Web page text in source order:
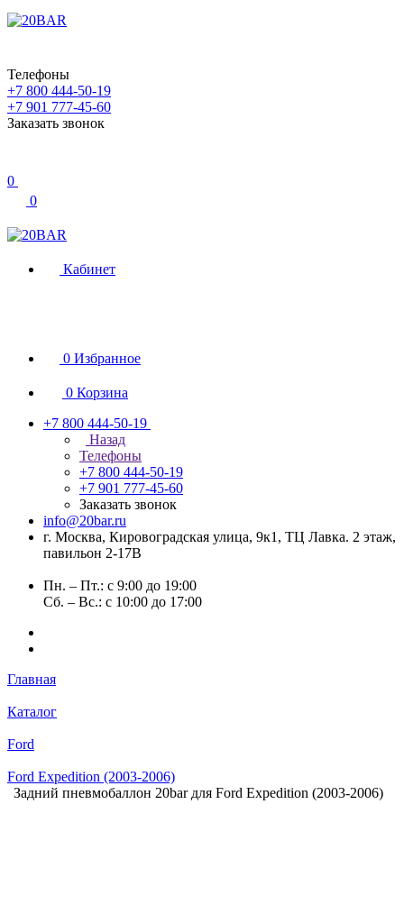
Телефоны
+7 800 444-50-19
+7 901 777-45-60
Заказать звонок
0
0
Кабинет
0 Избранное
0 Корзина
+7 800 444-50-19
Назад
Телефоны
+7 800 444-50-19
+7 901 777-45-60
Заказать звонок
info@20bar.ru
г. Москва, Кировоградская улица, 9к1, ТЦ Лавка. 2 этаж,
павильон 2-17В
Пн. – Пт.: с 9:00 до 19:00
Сб. – Вс.: с 10:00 до 17:00
Главная
Каталог
Ford
Ford Expedition (2003-2006)
Задний пневмобаллон 20bar для Ford Expedition (2003-2006)